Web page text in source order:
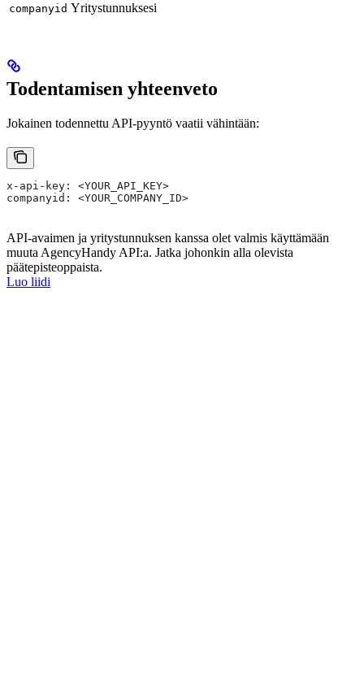
companyid Yritystunnuksesi
Todentamisen yhteenveto
Jokainen todennettu API-pyyntö vaatii vähintään:
x-api-key: <YOUR_API_KEY>
companyid: <YOUR_COMPANY_ID>
API-avaimen ja yritystunnuksen kanssa olet valmis käyttämään
muuta AgencyHandy API:a. Jatka johonkin alla olevista
päätepisteoppaista.
Luo liidi